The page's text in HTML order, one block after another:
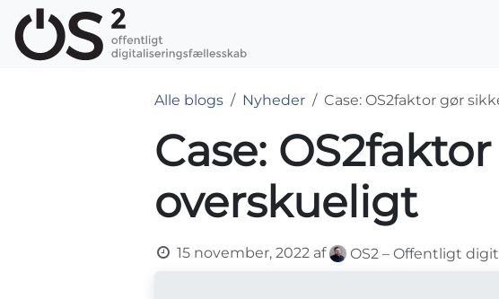
Skip to Content
Alle blogs Nyheder Case: OS2faktor gør
Case:
overskueligt
15 november, 2022 af OS2 – Offentligt